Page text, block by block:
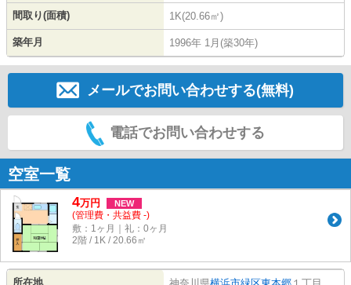
間取り(面積) 1K(20.66㎡)
築年月 1996年 1月(築30年)
メールでお問い合わせする(無料)
電話でお問い合わせする
空室一覧
4万円 NEW
(管理費・共益費 -)
敷：1ヶ月｜礼：0ヶ月
2階 / 1K / 20.66㎡
所在地